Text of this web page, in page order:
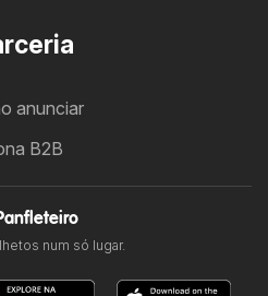
anunciar
B2B
num só lugar.